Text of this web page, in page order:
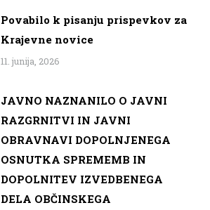
Povabilo k pisanju prispevkov za
Krajevne novice
11. junija, 2026
JAVNO NAZNANILO O JAVNI
RAZGRNITVI IN JAVNI
OBRAVNAVI DOPOLNJENEGA
OSNUTKA SPREMEMB IN
DOPOLNITEV IZVEDBENEGA
DELA OBČINSKEGA